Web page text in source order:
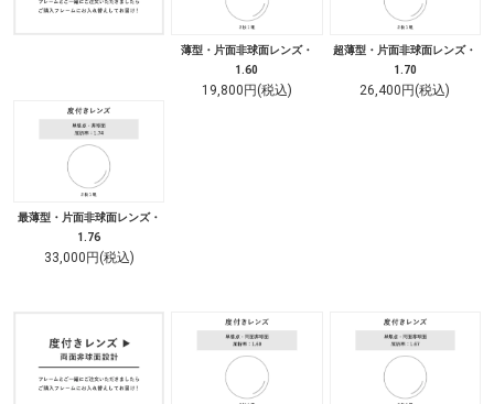
薄型・片面非球面レンズ・
1.60
19,800円(税込)
超薄型・片面非球面レンズ・
1.70
26,400円(税込)
最薄型・片面非球面レンズ・
1.76
33,000円(税込)